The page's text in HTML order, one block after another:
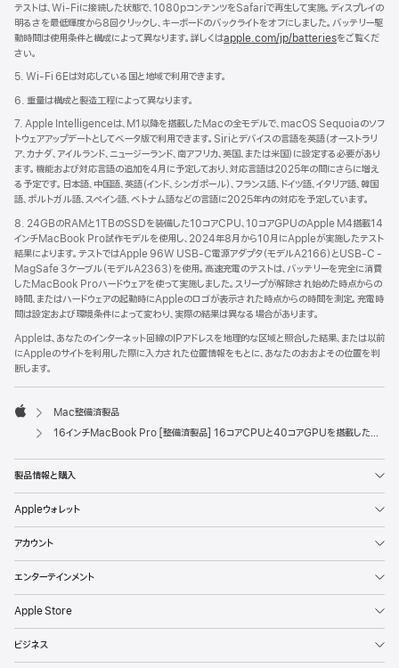
テストは、Wi-Fiに接続した状態で、1080pコンテンツをSafariで再生して実施。ディスプレイの
明るさを最低輝度から8回クリックし、キーボードのバックライトをオフにしました。バッテリー駆
動時間は使用条件と構成によって異なります。詳しくはapple.com/jp/batteriesをご覧くだ
さい。
5. Wi-Fi 6Eは対応している国と地域で利用できます。
6. 重量は構成と製造工程によって異なります。
7. Apple Intelligenceは、M1以降を搭載したMacの全モデルで、macOS Sequoiaのソフ
トウェアアップデートとしてベータ版で利用できます。Siriとデバイスの言語を英語（オーストラリ
ア、カナダ、アイルランド、ニュージーランド、南アフリカ、英国、または米国）に設定する必要があり
ます。機能および対応言語の追加を4月に予定しており、対応言語は2025年の間にさらに増え
る予定です。日本語、中国語、英語（インド、シンガポール）、フランス語、ドイツ語、イタリア語、韓国
語、ポルトガル語、スペイン語、ベトナム語などの言語に2025年内の対応を予定しています。
8. 24GBのRAMと1TBのSSDを装備した10コアCPU、10コアGPUのApple M4搭載14
インチMacBook Pro試作モデルを使用し、2024年8月から10月にAppleが実施したテスト
結果によります。テストではApple 96W USB-C電源アダプタ（モデルA2166）とUSB-C -
MagSafe 3ケーブル（モデルA2363）を使用。高速充電のテストは、バッテリーを完全に消費
したMacBook Proハードウェアを使って実施しました。スリープが解除され始めた時点からの
時間、またはハードウェアの起動時にAppleのロゴが表示された時点からの時間を測定。充電時
間は設定および環境条件によって変わり、実際の結果は異なる場合があります。
Appleは、あなたのインターネット回線のIPアドレスを地理的な区域と照合した結果、または以前
にAppleのサイトを利用した際に入力された位置情報をもとに、あなたのおおよその位置を判
断します。
Mac整備済製品
16インチMacBook Pro [整備済製品] 16コアCPUと40コアGPUを搭載したApple M4 Maxチップ - スペースブラック
製品情報と購入
Appleウォレット
アカウント
エンターテインメント
Apple Store
ビジネス